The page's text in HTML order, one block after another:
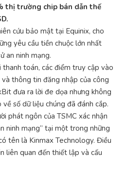
thị trường chip bán dẫn thế
cứu bảo mật tại Equinix, cho
yêu cầu tiền chuộc lớn nhất
an ninh mạng.
thanh toán, các điểm truy cập vào
thông tin đăng nhập của công
đưa ra lời đe dọa nhưng không
số dữ liệu chúng đã đánh cắp.
phát ngôn của TSMC xác nhận
ninh mạng” tại một trong những
tên là Kinmax Technology. Điều
liên quan đến thiết lập và cấu